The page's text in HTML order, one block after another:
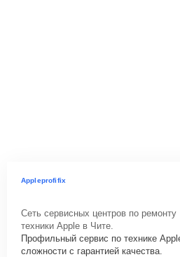
Appleprofifix
Сеть сервисных центров по ремонту
техники Apple в Чите.
Профильный сервис по технике
сложности с гарантией качества.